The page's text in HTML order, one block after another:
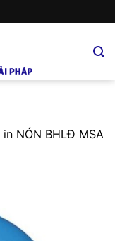
in NÓN BHLĐ MSA